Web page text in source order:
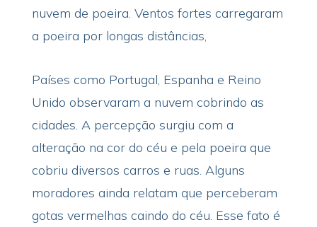
nuvem de poeira. Ventos fortes carregaram
a poeira por longas distâncias,
Países como Portugal, Espanha e Reino
Unido observaram a nuvem cobrindo as
cidades. A percepção surgiu com a
alteração na cor do céu e pela poeira que
cobriu diversos carros e ruas. Alguns
moradores ainda relatam que perceberam
gotas vermelhas caindo do céu. Esse fato é